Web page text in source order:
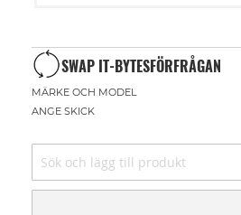
SWAP IT-BYTESFÖRFRÅGAN
MÄRKE OCH MODEL
ANGE SKICK